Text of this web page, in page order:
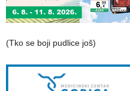
(Tko se boji pudlice još)